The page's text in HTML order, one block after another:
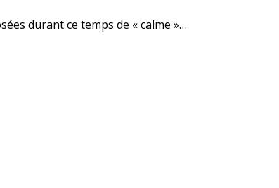
durant ce temps de « calme »…